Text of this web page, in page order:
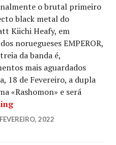
o brutal primeiro
black metal do
Kiichi Heafy, em
noruegueses EMPEROR,
da banda é,
mais aguardados
18 de Fevereiro, a dupla
«Rashomon» e será
IBARAKI: Segundo
2022